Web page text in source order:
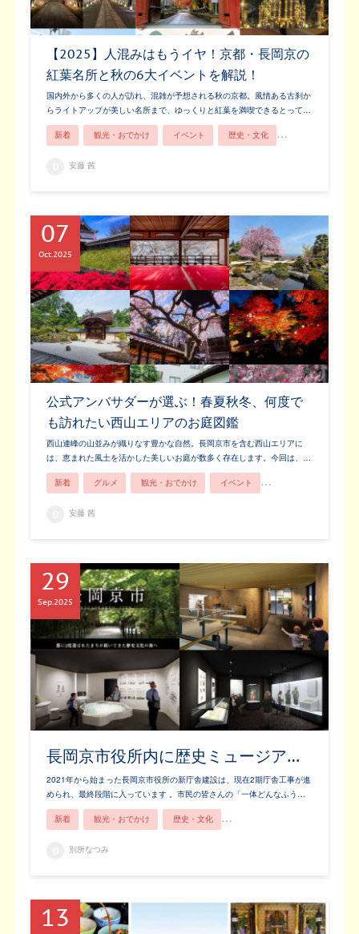
【2025】人混みはもうイヤ！京都・長岡京の
紅葉名所と秋の6大イベントを解説！
国内外から多くの人が訪れ、混雑が予想される秋の京都。風情ある古刹か
らライトアップが美しい名所まで、ゆっくりと紅葉を満喫できるとって…
新着 観光・おでかけ イベント 歴史・文化
安藤 茜
公式アンバサダーが選ぶ！春夏秋冬、何度で
も訪れたい西山エリアのお庭図鑑
西山連峰の山並みが織りなす豊かな自然。長岡京市を含む西山エリアに
は、恵まれた風土を活かした美しいお庭が数多く存在します。今回は、…
07
Oct2025
新着 グルメ 観光・おでかけ イベント
安藤 茜
長岡京市役所内に歴史ミュージア…
2021年から始まった長岡京市役所の新庁舎建設は、現在2期庁舎工事が進
められ、最終段階に入っています 。市民の皆さんの「一体どんなふう…
29
Sep2025
新着 観光・おでかけ 歴史・文化
別所なつみ
13